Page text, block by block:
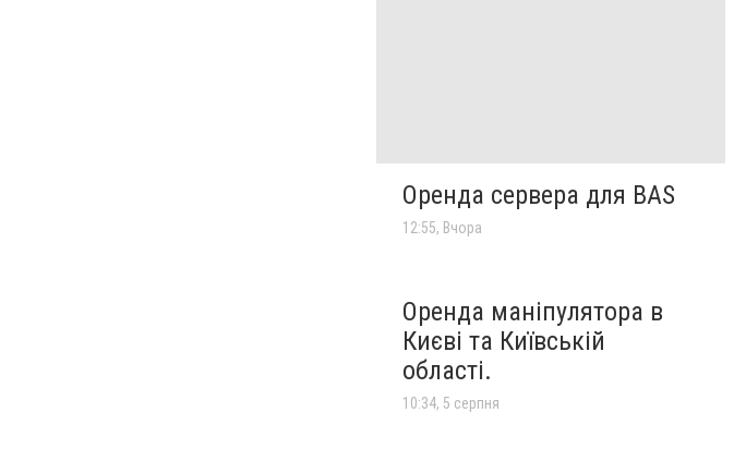
Оренда сервера для BAS
12:55, Вчора
Оренда маніпулятора в
Києві та Київській
області.
10:34, 5 серпня